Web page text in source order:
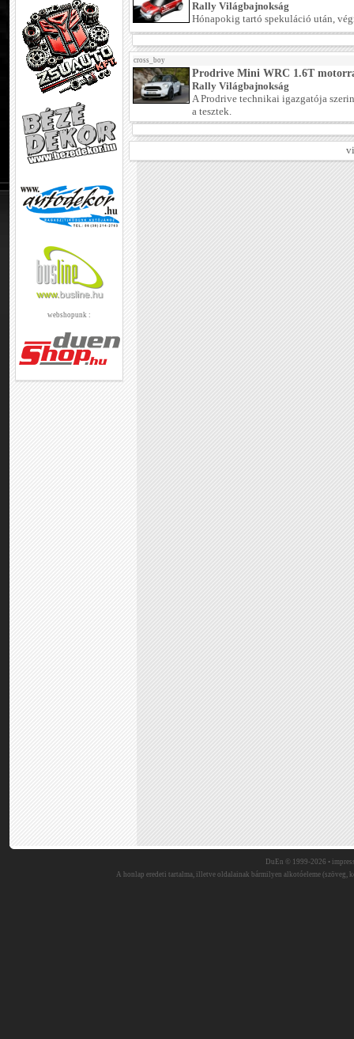
webshopunk :
Rally Világbajnokság
Hónapokig tartó spekuláció után,
cross_boy
Prodrive Mini WRC 1.6T
Rally Világbajnokság
A Prodrive technikai igazgatója
a tesztek.
DuEn © 1999-2026 •
A honlap eredeti tartalma, illetve oldalainak bármilyen alkotóeleme (szöveg,